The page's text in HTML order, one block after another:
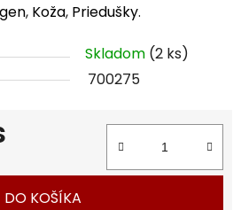
, Koža, Priedušky.
Skladom (2 ks)
700275
DO KOŠÍKA